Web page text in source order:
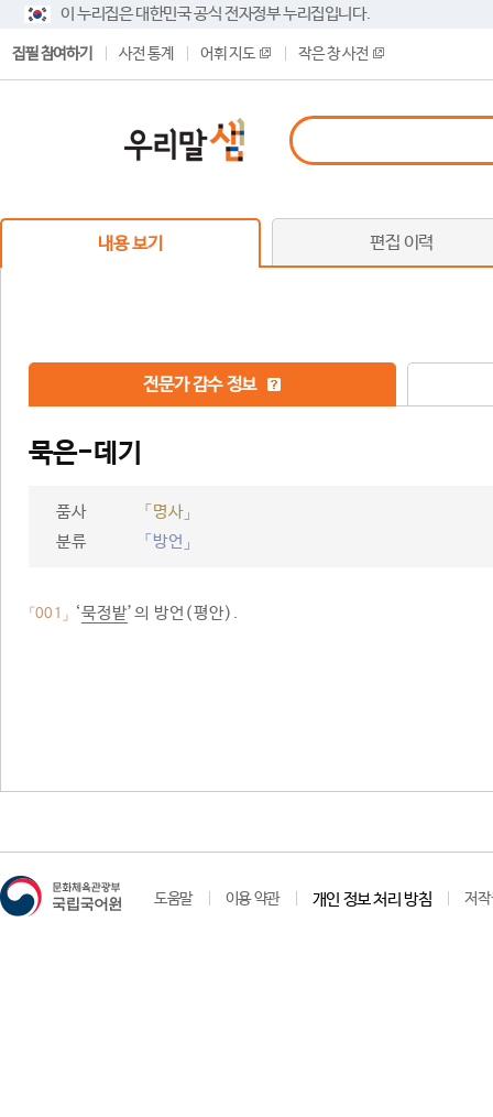
이 누리집은 대한민국 공식 전자정부 누리집입니다.
집필 참여하기 사전 통계 어휘 지도 작은 창 사전
내용 보기 편집 이력
전문가 감수 정보
묵은-데기
품사
「명사」
분류
「방언」
「001」 ‘묵정밭’의 방언(평안).
도움말 이용 약관 개인 정보 처리 방침 저